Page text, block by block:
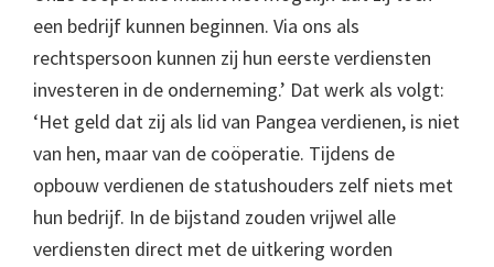
een bedrijf kunnen beginnen. Via ons als
rechtspersoon kunnen zij hun eerste verdiensten
investeren in de onderneming.’ Dat werk als volgt:
‘Het geld dat zij als lid van Pangea verdienen, is niet
van hen, maar van de coöperatie. Tijdens de
opbouw verdienen de statushouders zelf niets met
hun bedrijf. In de bijstand zouden vrijwel alle
verdiensten direct met de uitkering worden